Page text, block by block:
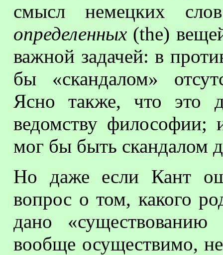
смысл немецких
определенных(the)
важной задачей: в
бы «скандалом»
Ясно также, что это
ведомству философии;
мог бы быть скандалом
Но даже если Кант
вопрос о том, какого
дано
вообще осуществимо,